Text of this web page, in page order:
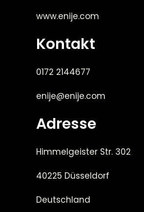
www.enije.com
Kontakt
0172 2144677
enije@enije.com
Adresse
Himmelgeister Str. 302
40225 Düsseldorf
Deutschland